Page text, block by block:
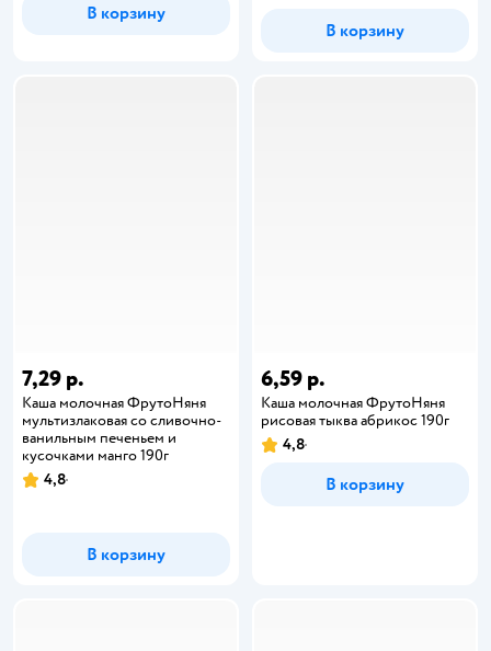
В корзину
В корзину
7,29 р.
Каша молочная ФрутоНяня
мультизлаковая со сливочно-
ванильным печеньем и
кусочками манго 190г
4,8
В корзину
6,59 р.
Каша молочная ФрутоНяня
рисовая тыква абрикос 190г
4,8
В корзину